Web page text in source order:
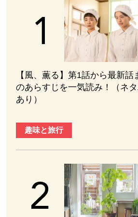
【風、薫る】第1話から最新話
のあらすじを一気読み！（ネ
あり）
趣味と旅行